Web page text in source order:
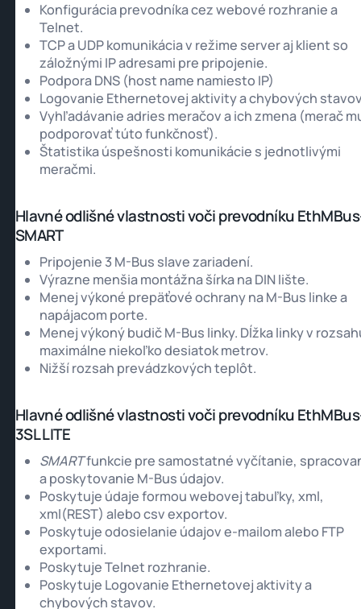
Konfigurácia prevodníka cez webové rozhranie a
Telnet.
TCP a UDP komunikácia v režime server aj klient so
záložnými IP adresami pre pripojenie.
Podpora DNS (host name namiesto IP)
Logovanie Ethernetovej aktivity a chybových
Vyhľadávanie adries meračov a ich zmena (merač
podporovať túto funkčnosť).
Štatistika úspešnosti komunikácie s jednotlivými
meračmi.
Hlavné odlišné vlastnosti voči prevodníku
SMART
Pripojenie 3 M-Bus slave zariadení.
Výrazne menšia montážna šírka na DIN lište.
Menej výkoné prepäťové ochrany na M-Bus linke a
napájacom porte.
Menej výkoný budič M-Bus linky. Dĺžka linky v
maximálne niekoľko desiatok metrov.
Nižší rozsah prevádzkových teplôt.
Hlavné odlišné vlastnosti voči prevodníku
3SL LITE
SMARTfunkcie pre samostatné vyčítanie,
a poskytovanie M-Bus údajov.
Poskytuje údaje formou webovej tabuľky, xml,
xml(REST) alebo csv exportov.
Poskytuje odosielanie údajov e-mailom alebo FTP
exportami.
Poskytuje Telnet rozhranie.
Poskytuje Logovanie Ethernetovej aktivity a
chybových stavov.